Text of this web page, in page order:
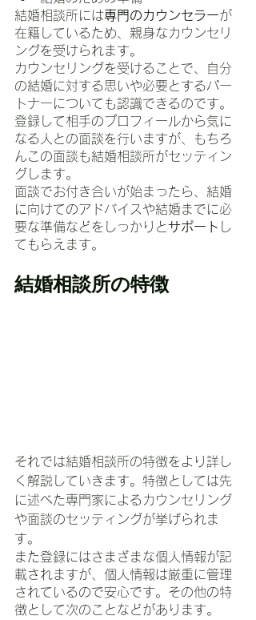
結婚相談所には専門のカウンセラーが
在籍しているため、親身なカウンセリ
ングを受けられます。
カウンセリングを受けることで、自分
の結婚に対する思いや必要とするパー
トナーについても認識できるのです。
登録して相手のプロフィールから気に
なる人との面談を行いますが、もちろ
んこの面談も結婚相談所がセッティン
グします。
面談でお付き合いが始まったら、結婚
に向けてのアドバイスや結婚までに必
要な準備などをしっかりとサポート し
てもらえます。
結婚相談所の特徴
それでは結婚相談所の特徴をより詳し
く解説していきます。特徴としては先
に述べた専門家によるカウンセリング
や面談のセッティングが挙げられま
す。
また登録にはさまざまな個人情報が記
載されますが、個人情報は厳重に管理
されているので安心です。その他の特
徴として次のことなどがあります。